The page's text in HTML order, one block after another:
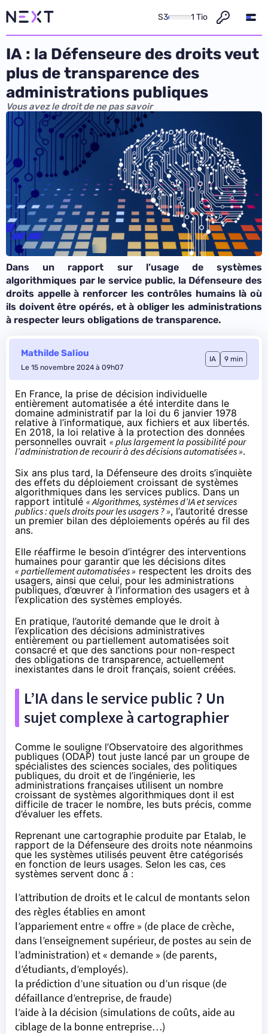
S3 1 Tio
IA : la Défenseure des droits veut
plus de transparence des
administrations publiques
Vous avez le droit de ne pas savoir
Dans un rapport sur l’usage de systèmes
algorithmiques par le service public, la Défenseure des
droits appelle à renforcer les contrôles humains là où
ils doivent être opérés, et à obliger les administrations
à respecter leurs obligations de transparence.
Mathilde Saliou
Le 15 novembre 2024 à 09h07
IA 9 min
En France, la prise de décision individuelle
entièrement automatisée a été interdite dans le
domaine administratif par la loi du 6 janvier 1978
relative à l’informatique, aux fichiers et aux libertés.
En 2018, la loi relative à la protection des données
personnelles ouvrait « plus largement la possibilité pour
l’administration de recourir à des décisions automatisées ».
Six ans plus tard, la Défenseure des droits s’inquiète
des effets du déploiement croissant de systèmes
algorithmiques dans les services publics. Dans un
rapport intitulé « Algorithmes, systèmes d’IA et services
publics : quels droits pour les usagers ? », l’autorité dresse
un premier bilan des déploiements opérés au fil des
ans.
Elle réaffirme le besoin d’intégrer des interventions
humaines pour garantir que les décisions dites
« partiellement automatisées » respectent les droits des
usagers, ainsi que celui, pour les administrations
publiques, d’œuvrer à l’information des usagers et à
l’explication des systèmes employés.
En pratique, l’autorité demande que le droit à
l’explication des décisions administratives
entièrement ou partiellement automatisées soit
consacré et que des sanctions pour non-respect
des obligations de transparence, actuellement
inexistantes dans le droit français, soient créées.
L’IA dans le service public ? Un
sujet complexe à cartographier
Comme le souligne l’Observatoire des algorithmes
publiques (ODAP) tout juste lancé par ungroupe de
spécialistes des sciences sociales, des politiques
publiques, du droit et de l’ingénierie, les
administrations françaises utilisent un nombre
croissant de systèmes algorithmiques dont il est
difficile de tracer le nombre, les buts précis, comme
d’évaluer les effets.
Reprenant une cartographie produite par Etalab, le
rapport de la Défenseure des droits note néanmoins
que les systèmes utilisés peuvent être catégorisés
en fonction de leurs usages. Selon les cas, ces
systèmes servent donc à :
l’attribution de droits et le calcul de montants selon
des règles établies en amont
l’appariement entre « offre » (de place de crèche,
dans l’enseignement supérieur, de postes au sein de
l’administration) et « demande » (de parents,
d’étudiants, d’employés).
la prédiction d’une situation ou d’un risque (de
défaillance d’entreprise, de fraude)
l’aide à la décision (simulations de coûts, aide au
ciblage de la bonne entreprise…)